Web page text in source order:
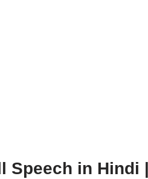
in Hindi |